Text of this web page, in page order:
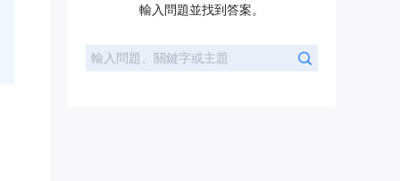
輸入問題並找到答案。